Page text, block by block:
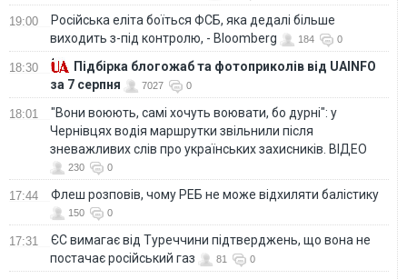
19:00
Російська еліта боїться ФСБ, яка дедалі більше
виходить з-під контролю, - Bloomberg
184 0
18:30
Підбірка блогожаб та фотоприколів від UAINFO
за 7 серпня
7027 0
18:01
"Вони воюють, самі хочуть воювати, бо дурні": у
Чернівцях водія маршрутки звільнили після
зневажливих слів про українських захисників. ВІДЕО
230 0
17:44 Флеш розповів, чому РЕБ не може відхиляти балістику
150 0
17:31
ЄС вимагає від Туреччини підтверджень, що вона не
постачає російський газ
81 0